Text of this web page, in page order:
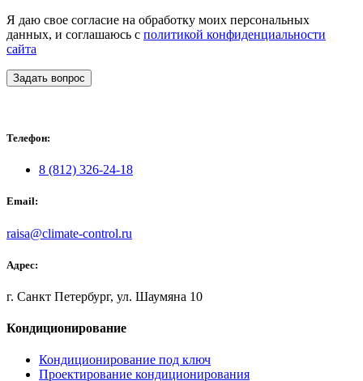
Я даю свое согласие на обработку моих персональных
данных, и соглашаюсь с политикой конфиденциальности
сайта
Задать вопрос
Телефон:
8 (812) 326-24-18
Email:
raisa@climate-control.ru
Адрес:
г. Санкт Петербург, ул. Шаумяна 10
Кондиционирование
Кондиционирование под ключ
Проектирование кондиционирования